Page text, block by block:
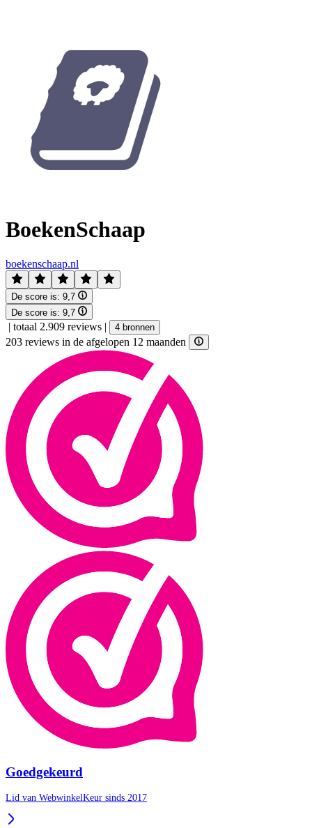
BoekenSchaap
boekenschaap.nl
De score is: 9,7
De score is: 9,7
| totaal 2.909 reviews | 4 bronnen
203 reviews in de afgelopen 12 maanden
Goedgekeurd
Lid van WebwinkelKeur sinds 2017